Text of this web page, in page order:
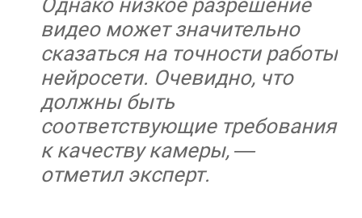
Однако низкое разрешение
видео может значительно
сказаться на точности работы
нейросети. Очевидно, что
должны быть
соответствующие требования
к качеству камеры, —
отметил эксперт.